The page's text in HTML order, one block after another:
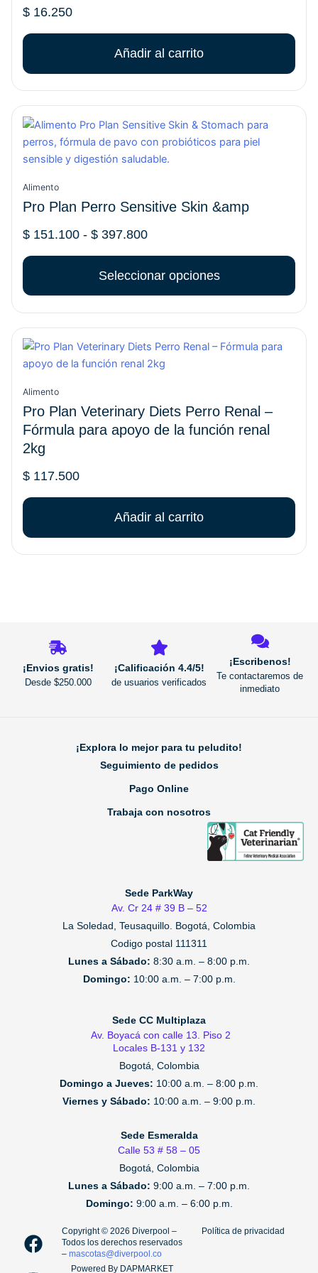
$16.250
Añadir al carrito
Alimento
Pro Plan Perro Sensitive Skin &amp
$151.100 - $397.800
de
precios:
desde
$ 397.800
Seleccionar opciones
Este
producto
tiene
múltiples
variantes.
Las
opciones
se
elegir
de
producto
Alimento
Pro Plan Veterinary Diets Perro Renal –
Fórmula para apoyo de la función renal
2kg
$117.500
Añadir al carrito
¡Envios gratis!
Desde $250.000
¡Calificación 4.4/5!
de usuarios verificados
¡Escribenos!
Te contactaremos de
inmediato
¡Explora lo mejor para tu peludito!
Seguimiento de pedidos
Pago Online
Trabaja con nosotros
Sede ParkWay
Av. Cr 24 # 39 B – 52
La Soledad, Teusaquillo. Bogotá, Colombia
Codigo postal 111311
Lunes a Sábado: 8:30 a.m. – 8:00 p.m.
Domingo: 10:00 a.m. – 7:00 p.m.
Sede CC Multiplaza
Av. Boyacá con calle 13. Piso 2
Locales B-131 y 132
Bogotá, Colombia
Domingo a Jueves: 10:00 a.m. – 8:00 p.m.
Viernes y Sábado: 10:00 a.m. – 9:00 p.m.
Sede Esmeralda
Calle 53 # 58 – 05
Bogotá, Colombia
Lunes a Sábado: 9:00 a.m. – 7:00 p.m.
Domingo: 9:00 a.m. – 6:00 p.m.
F
a
I
n
T
i
Copyright ©️ 2026 Diverpool –
Todos los derechos reservados
–mascotas@diverpool.co
Powered By DAPMARKET
Política de privacidad